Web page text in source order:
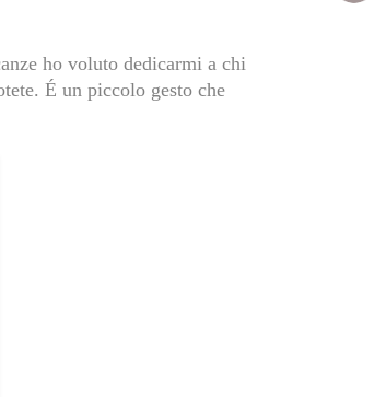
ho voluto dedicarmi a chi
É un piccolo gesto che